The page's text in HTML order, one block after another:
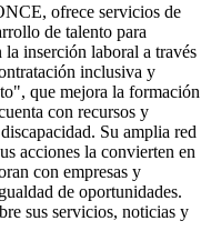
ofrece servicios de
de talento para
la inserción laboral a través
inclusiva y
que mejora la formación
con recursos y
Su amplia red
acciones la convierten en
con empresas y
de oportunidades.
sus servicios, noticias y